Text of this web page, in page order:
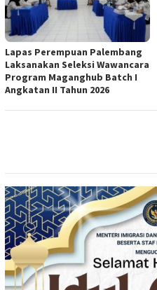
Lapas Perempuan Palembang
Laksanakan Seleksi Wawancara
Program Maganghub Batch I
Angkatan II Tahun 2026